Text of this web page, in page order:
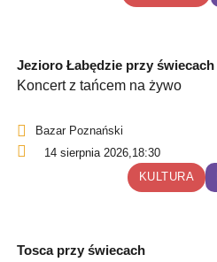
Jezioro Łabędzie przy świecach
Koncert z tańcem na żywo
Bazar Poznański
14 sierpnia 2026,18:30
KULTURA
Tosca przy świecach